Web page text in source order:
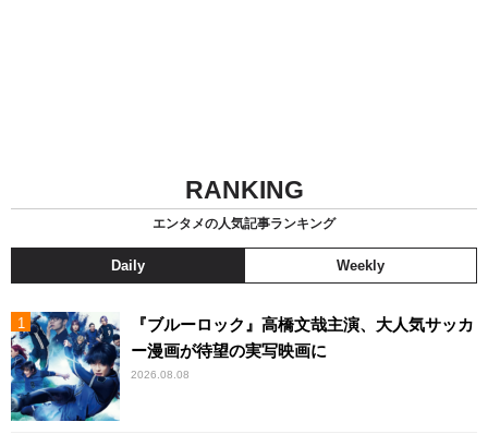
RANKING
エンタメの人気記事ランキング
Daily Weekly
『ブルーロック』高橋文哉主演、大人気サッカ
ー漫画が待望の実写映画に
2026.08.08